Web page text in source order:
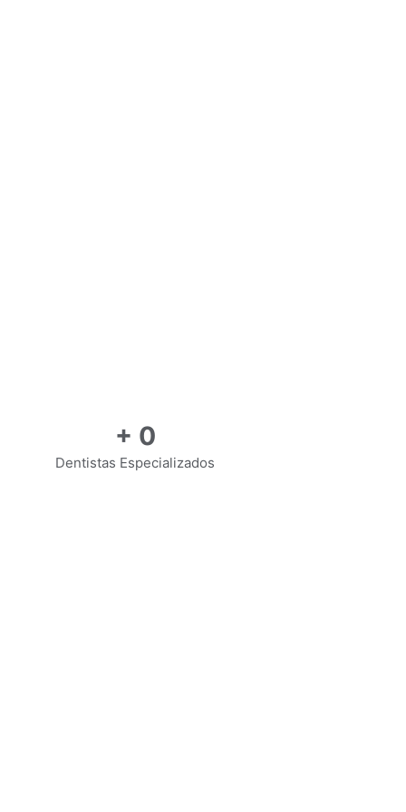
+ 0
Dentistas Especializados